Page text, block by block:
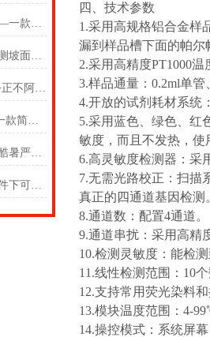
无线农业气象综合监测站——一款24小时在线的无线农业气象综合监测站
固定边坡监测雷达：微波侦测坡面动态，提前防范滑坡险情
水位测量装置-防汛推送：公正不阿的地表水水质监测设备#2024（全国+包+邮）
水下搜救(声呐)机器人——一款简单的水下搜救机器人2025(万象推送)
罐区气象监测装置——不惧酷暑严寒的危险场所气象站#2022已更新
应急气象站——一款紧急条件下可使用的户外便携式气象站
四、技术参数
1.采用高规格铝合金样
漏到样品槽下面的帕
2.采用高精度PT1000
3.样品通量：0.2ml单管
4.开放的试剂耗材系统
5.采用蓝色、绿色、红
敏度，而且不发热，
6.高灵敏度检测器：采
7.无需光路校正：扫描
真正的四通道基因检
8.通道数：配置4通道。
9.通道串扰：采用高精
10.检测灵敏度：能检
11.线性检测范围：10
12.支持常用荧光染料和
13.模块温度范围：4-
14.操控模式：系统屏